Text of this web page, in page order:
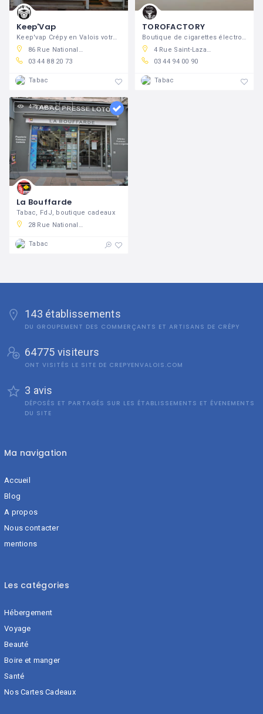
Keep'Vap
86 Rue Nationale, 60800 Crépy-en-Valois, France
03 44 88 20 73
Tabac
TOROFACTORY
4 Rue Saint-Lazare, 60800 Crépy-en-Valois, France
03 44 94 00 90
Tabac
476 vues
La Bouffarde
Tabac, FdJ, boutique cadeaux
28 Rue Nationale, 60800 Crépy-en-Valois, France
Tabac
143 établissements
DU GROUPEMENT DES COMMERÇANTS ET ARTISANS DE CRÉPY
64775 visiteurs
ONT VISITÉS LE SITE DE CREPYENVALOIS.COM
3 avis
DÉPOSÉS ET PARTAGÉS SUR LES ÉTABLISSEMENTS ET ÉVENEMENTS
DU SITE
Ma navigation
Accueil
Blog
A propos
Nous contacter
mentions
Les catégories
Hébergement
Voyage
Beauté
Boire et manger
Santé
Nos Cartes Cadeaux